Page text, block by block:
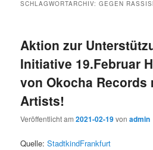
SCHLAGWORTARCHIV:GEGEN
Aktion zur
Initiative 19.Februar
von Okocha Records
Artists!
Veröffentlicht am2021-02-19vonadmin
Quelle:StadtkindFrankfurt